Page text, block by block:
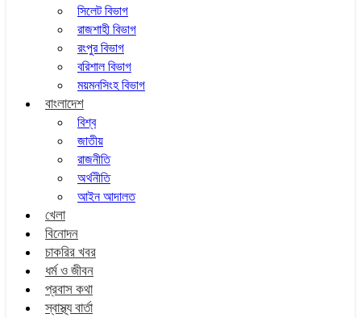
সিলেট বিভাগ
রাজশাহী বিভাগ
রংপুর বিভাগ
বরিশাল বিভাগ
ময়মনসিংহ বিভাগ
বাংলাদেশ
বিশ্ব
জাতীয়
রাজনীতি
অর্থনীতি
আইন আদালত
খেলা
বিনোদন
চাকরির খবর
ধর্ম ও জীবন
প্রবাস কথা
স্বাস্থ্য বার্তা